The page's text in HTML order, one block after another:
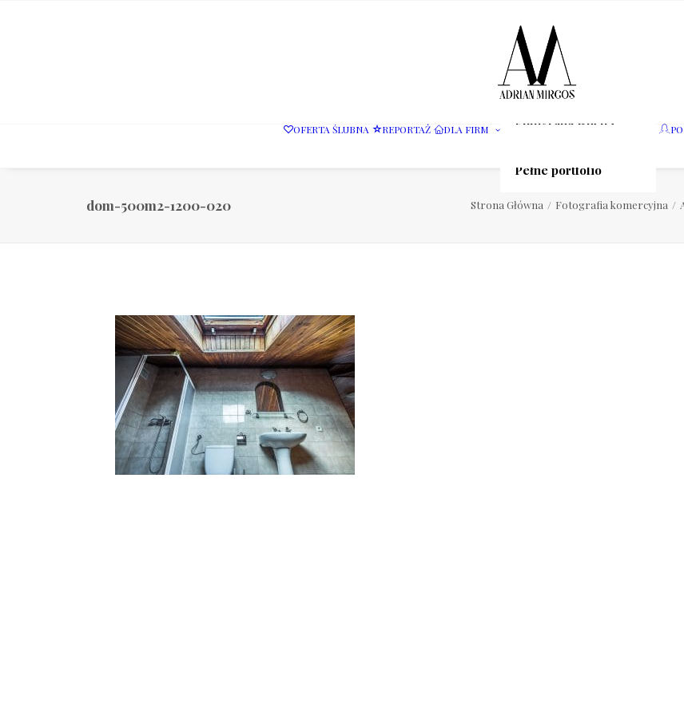
OFERTA ŚLUBNA REPORTAŻ DLA FIRM
Fotografia wnętrz
Pełne portfolio
dom-500m2-1200-020 Strona Główna Fotografia komercyjna